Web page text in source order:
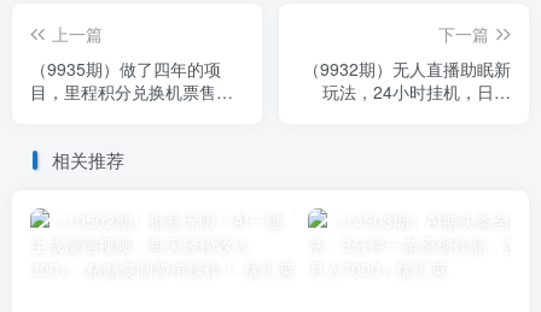
上一篇
（9935期）做了四年的项
目，里程积分兑换机票售
下一篇
（9932期）无人直播助眠新
玩法，24小时挂机，日入
相关推荐